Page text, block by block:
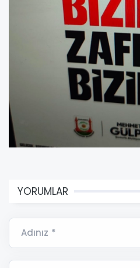
YORUMLAR
Adınız *